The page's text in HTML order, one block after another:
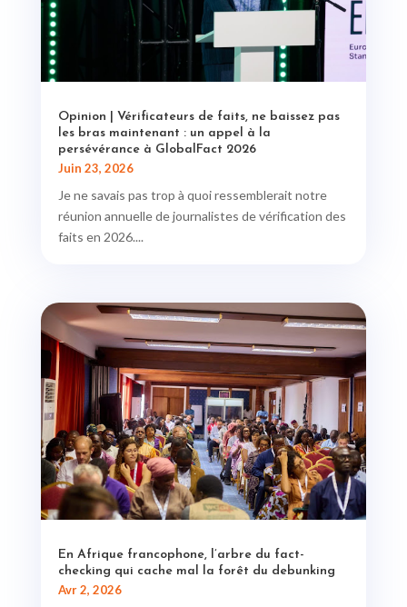
Opinion | Vérificateurs de faits, ne baissez pas
les bras maintenant : un appel à la
persévérance à GlobalFact 2026
Juin 23, 2026
Je ne savais pas trop à quoi ressemblerait notre
réunion annuelle de journalistes de vérification des
faits en 2026....
En Afrique francophone, l’arbre du fact-
checking qui cache mal la forêt du debunking
Avr 2, 2026